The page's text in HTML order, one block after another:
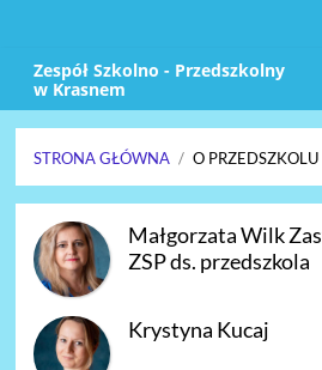
Zespół Szkolno - Przedszkolny
w Krasnem
STRONA GŁÓWNA / O PRZEDSZKOLU
Nauczyciele
Małgorzata Wilk
ZSP ds. przedszkola
Krystyna Kucaj